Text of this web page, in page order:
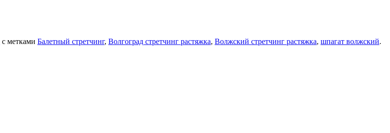
с метками Балетный стретчинг, Волгоград стретчинг растяжка, Волжский стретчинг растяжка, шпагат волжский.